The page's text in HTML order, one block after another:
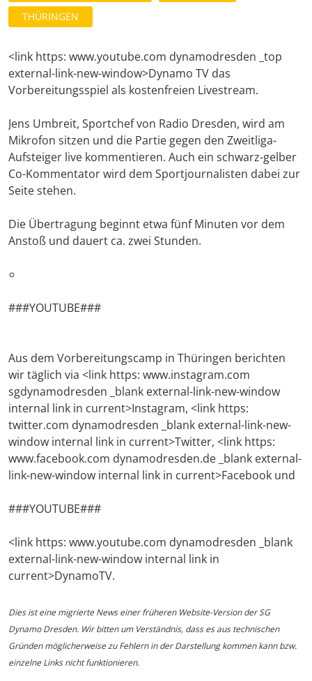
THÜRINGEN
<link https: www.youtube.com dynamodresden _top
external-link-new-window>Dynamo TV das
Vorbereitungsspiel als kostenfreien Livestream.
Jens Umbreit, Sportchef von Radio Dresden, wird am
Mikrofon sitzen und die Partie gegen den Zweitliga-
Aufsteiger live kommentieren. Auch ein schwarz-gelber
Co-Kommentator wird dem Sportjournalisten dabei zur
Seite stehen.
Die Übertragung beginnt etwa fünf Minuten vor dem
Anstoß und dauert ca. zwei Stunden.
###YOUTUBE###
Aus dem Vorbereitungscamp in Thüringen berichten
wir täglich via <link https: www.instagram.com
sgdynamodresden _blank external-link-new-window
internal link in current>Instagram, <link https:
twitter.com dynamodresden _blank external-link-new-
window internal link in current>Twitter, <link https:
www.facebook.com dynamodresden.de _blank external-
link-new-window internal link in current>Facebook und
###YOUTUBE###
<link https: www.youtube.com dynamodresden _blank
external-link-new-window internal link in
current>DynamoTV.
Dies ist eine migrierte News einer früheren Website-Version der SG
Dynamo Dresden. Wir bitten um Verständnis, dass es aus technischen
Gründen möglicherweise zu Fehlern in der Darstellung kommen kann bzw.
einzelne Links nicht funktionieren.